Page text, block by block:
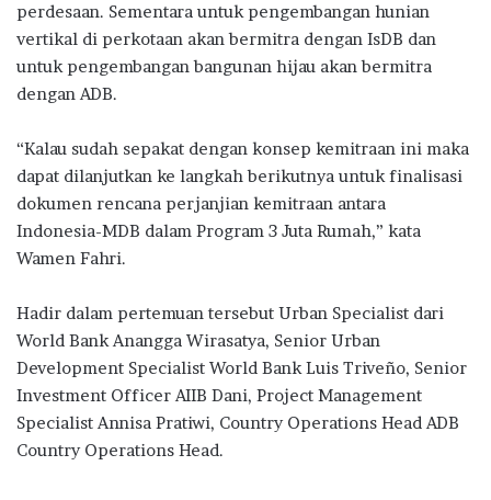
perdesaan. Sementara untuk pengembangan hunian
vertikal di perkotaan akan bermitra dengan IsDB dan
untuk pengembangan bangunan hijau akan bermitra
dengan ADB.
“Kalau sudah sepakat dengan konsep kemitraan ini maka
dapat dilanjutkan ke langkah berikutnya untuk finalisasi
dokumen rencana perjanjian kemitraan antara
Indonesia-MDB dalam Program 3 Juta Rumah,” kata
Wamen Fahri.
Hadir dalam pertemuan tersebut Urban Specialist dari
World Bank Anangga Wirasatya, Senior Urban
Development Specialist World Bank Luis Triveño, Senior
Investment Officer AIIB Dani, Project Management
Specialist Annisa Pratiwi, Country Operations Head ADB
Country Operations Head.